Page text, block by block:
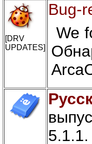
[DRV
UPDATES]
Bug-
We